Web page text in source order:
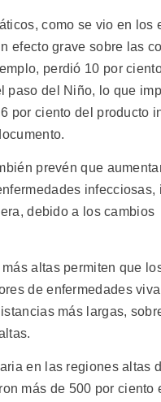
como se vio en los
efecto grave sobre las
perdió 10 por
paso del Niño, lo que
por ciento del producto
prevén que
infecciosas,
debido a los cambios
altas permiten que
de enfermedades
más largas,
en las regiones altas
más de 500 por ciento